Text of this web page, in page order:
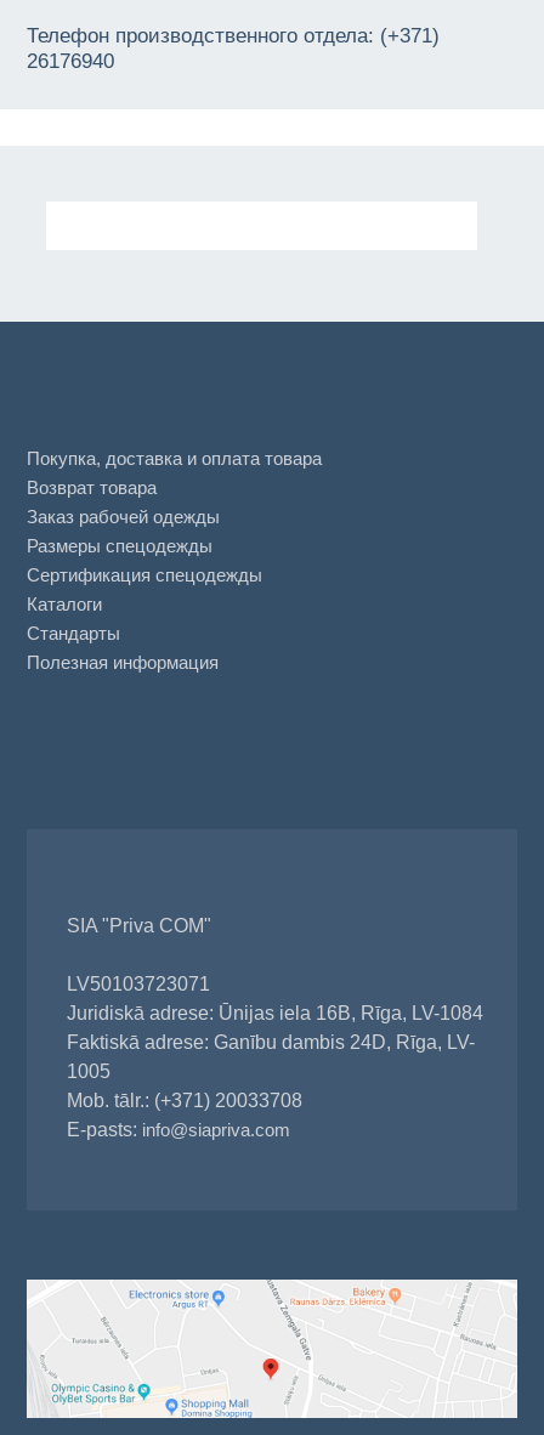
Телефон производственного отдела: (+371)
26176940
Покупка, доставка и оплата товара
Возврат товара
Заказ рабочей одежды
Размеры спецодежды
Сертификация спецодежды
Каталоги
Стандарты
Полезная информация
SIA "Priva COM"
LV50103723071
Juridiskā adrese: Ūnijas iela 16B, Rīga, LV-1084
Faktiskā adrese: Ganību dambis 24D, Rīga, LV-
1005
Mob. tālr.: (+371) 20033708
E-pasts: info@siapriva.com